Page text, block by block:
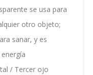
se usa para
otro objeto;
sanar, y es
/ Tercer ojo